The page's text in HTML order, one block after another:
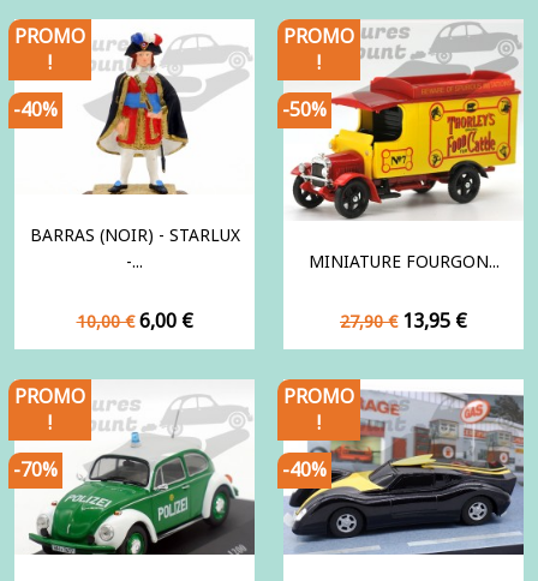
BARRAS (NOIR) - STARLUX
-...
Prix
de
10,00 € Prix
6,00 €
PROMO
!
-40%
MINIATURE FOURGON...
Prix
de
27,90 € Prix
13,95 €
PROMO
!
-50%
PROMO
!
-70%
PROMO
!
-40%